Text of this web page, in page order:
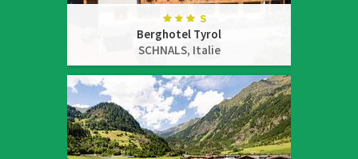
Berghotel Tyrol
SCHNALS, Italie